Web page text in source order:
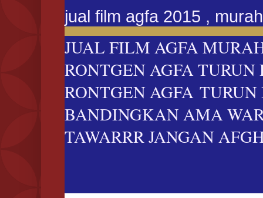
jual film agfa 2015 ,
JUAL FILM AGFA
RONTGEN AGFA
RONTGEN AGFA
BANDINGKAN AMA
TAWARRR JANGAN